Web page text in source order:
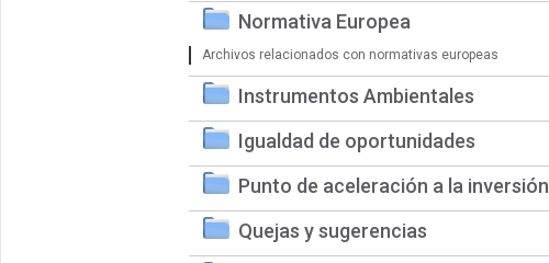
Normativa Europea
Archivos relacionados con normativas europeas
Instrumentos Ambientales
Igualdad de oportunidades
Punto de aceleración a la inversión
Quejas y sugerencias